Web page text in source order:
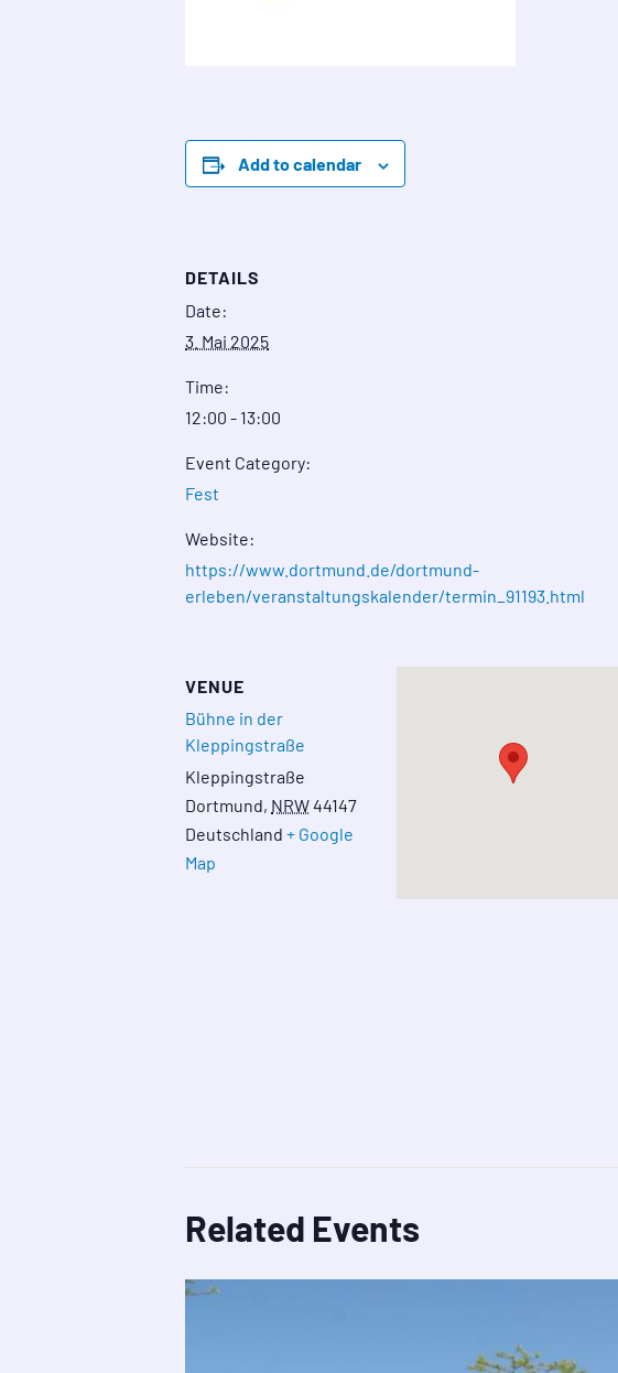
Add to calendar
DETAILS
Date:
3. Mai 2025
Time:
12:00 - 13:00
Event Category:
Fest
Website:
https://www.dortmund.de/dortmund-
erleben/veranstaltungskalender/termin_91193.html
VENUE
Bühne in der
Kleppingstraße
Kleppingstraße
Dortmund, NRW44147
Deutschland + Google
Map
Related Events